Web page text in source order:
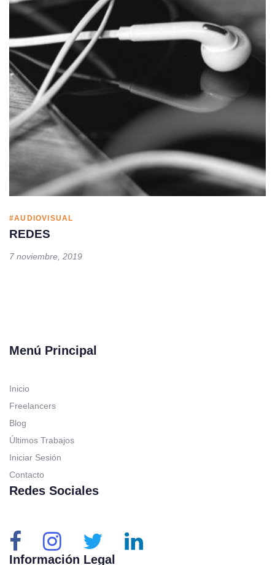
#AUDIOVISUAL
REDES
7 noviembre, 2019
Menú Principal
Inicio
Freelancers
Blog
Últimos Trabajos
Iniciar Sesión
Contacto
Redes Sociales
Información Legal